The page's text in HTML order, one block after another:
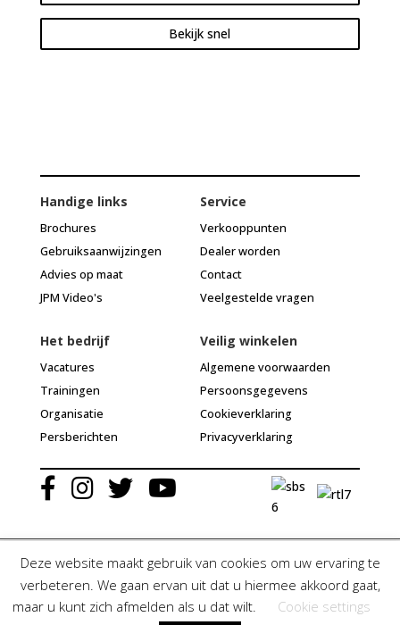
Bekijk snel
Handige links
Brochures
Gebruiksaanwijzingen
Advies op maat
JPM Video's
Service
Verkooppunten
Dealer worden
Contact
Veelgestelde vragen
Het bedrijf
Vacatures
Trainingen
Organisatie
Persberichten
Veilig winkelen
Algemene voorwaarden
Persoonsgegevens
Cookieverklaring
Privacyverklaring
© Jean Paul Myné Nederland 2020 | Alle rechten voorbehouden
Algemene voorwaarden| Webdesign & ontwikkeling door
Deze website maakt gebruik van cookies om uw ervaring te
verbeteren. We gaan ervan uit dat u hiermee akkoord gaat,
maar u kunt zich afmelden als u dat wilt.
Cookie settings